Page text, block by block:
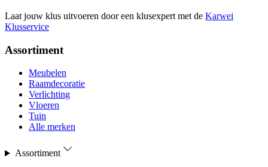
Laat jouw klus uitvoeren door een klusexpert met de Karwei
Klusservice
Assortiment
Meubelen
Raamdecoratie
Verlichting
Vloeren
Tuin
Alle merken
Assortiment